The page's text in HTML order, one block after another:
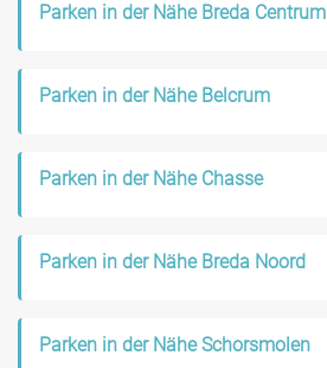
Parken in der Nähe Breda Centrum
Parken in der Nähe Belcrum
Parken in der Nähe Chasse
Parken in der Nähe Breda Noord
Parken in der Nähe Schorsmolen